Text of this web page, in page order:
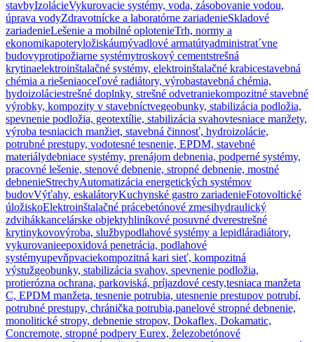
stavbyIzolácieVykurovacie systémy, voda, zásobovanie vodou,
úprava vodyZdravotnícke a laboratórne zariadenieSkladové
zariadenieLešenie a mobilné oplotenieTrh, normy a
ekonomikapoteryložiskáumývadlové armatútyadministrat´vne
budovyprotipožiarne systémytroskový cementstrešná
krytinaelektroinštalačné systémy, elektroinštalačné krabicestavebná
chémia a riešeniaoceľové radiátory, výrobastavebná chémia,
hydoizoláciestrešné doplnky, strešné odvetraniekompozitné stavebné
výrobky, kompozity v stavebníctvegeobunky, stabilizácia podložia,
spevnenie podložia, geotextílie, stabilizácia svahovtesniace manžety,
výroba tesniacich manžiet, stavebná činnosť, hydroizolácie,
potrubné prestupy, vodotesné tesnenie, EPDM, stavebné
materiálydebniace systémy, prenájom debnenia, podperné systémy,
pracovné lešenie, stenové debnenie, stropné debnenie, mostné
debnenieStrechyAutomatizácia energetických systémov
budovVýťahy, eskalátoryKuchynské gastro zariadenieFotovoltické
úložiskoElektroinštalačné prácebetónové zmesihydraulický
zdvihákkancelárske objektyhliníkové posuvné dverestrešné
krytinykovovýroba, službypodlahové systémy a lepidláradiátory,
vykurovanieepoxidová penetrácia, podlahové
systémyupevňpvaciekompozitná kari sieť, kompozitná
výstužgeobunky, stabilizácia svahov, spevnenie podložia,
protierózna ochrana, parkoviská, príjazdové cesty,tesniaca manžeta
C, EPDM manžeta, tesnenie potrubia, utesnenie prestupov potrubí,
potrubné prestupy, chránička potrubia,panelové stropné debnenie,
monolitické stropy, debnenie stropov, Dokaflex, Dokamatic,
Concremote, stropné podpery Eurex, železobetónové